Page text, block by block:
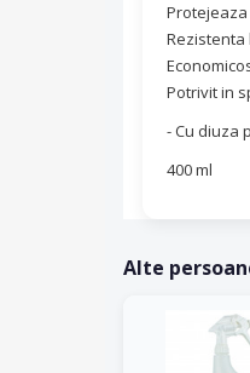
Rezistenta
Potrivit in
- Cu diuza
400 ml
Alte